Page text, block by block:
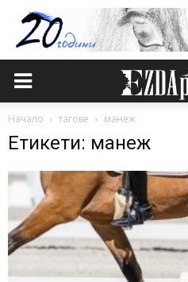
Начало тагове манеж
Етикети: манеж